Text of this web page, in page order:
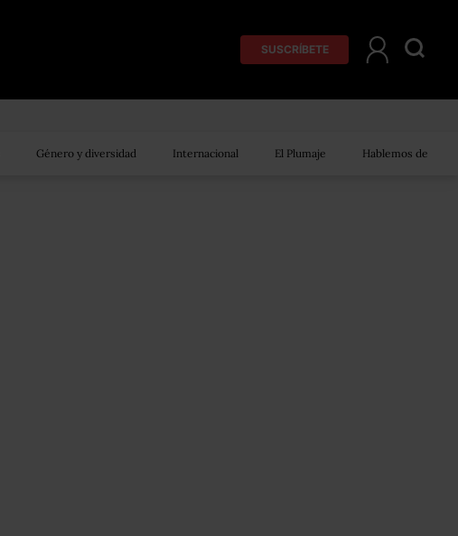
SUSCRÍBETE
Género y diversidad Internacional El Plumaje Hablemos de